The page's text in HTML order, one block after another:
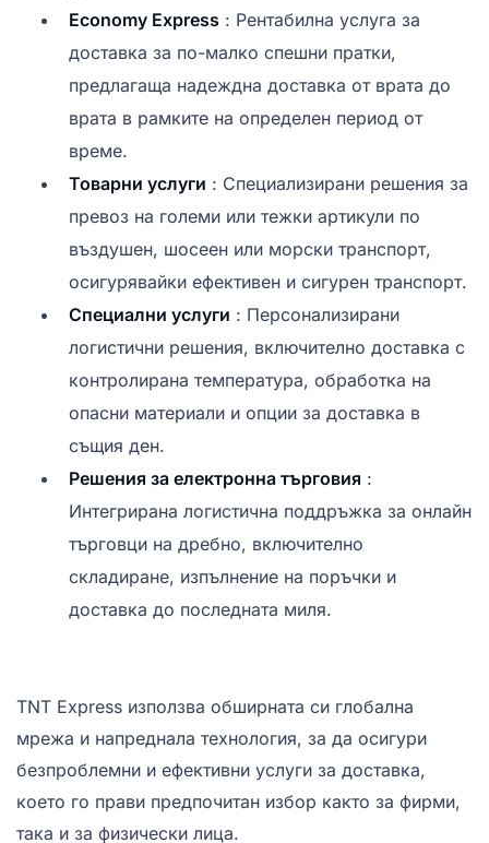
Economy Express : Рентабилна услуга за
доставка за по-малко спешни пратки,
предлагаща надеждна доставка от врата до
врата в рамките на определен период от
време.
Товарни услуги : Специализирани решения за
превоз на големи или тежки артикули по
въздушен, шосеен или морски транспорт,
осигурявайки ефективен и сигурен транспорт.
Специални услуги : Персонализирани
логистични решения, включително доставка с
контролирана температура, обработка на
опасни материали и опции за доставка в
същия ден.
Решения за електронна търговия :
Интегрирана логистична поддръжка за онлайн
търговци на дребно, включително
складиране, изпълнение на поръчки и
доставка до последната миля.
TNT Express използва обширната си глобална
мрежа и напреднала технология, за да осигури
безпроблемни и ефективни услуги за доставка,
което го прави предпочитан избор както за фирми,
така и за физически лица.